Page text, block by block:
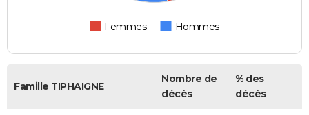
Femmes Hommes
Famille TIPHAIGNE
Nombre de
décès
% des
décès